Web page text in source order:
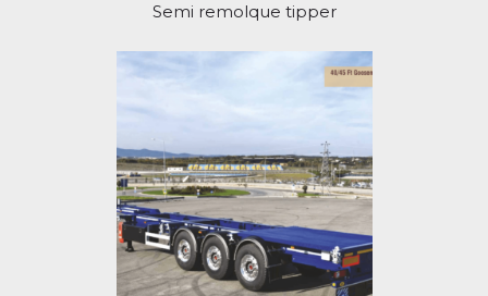
Semi remolque tipper